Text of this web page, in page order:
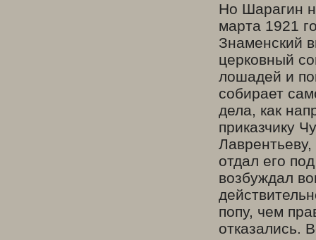
Но Шарагин
марта 1921
Знаменский
церковный
лошадей и
собирает
дела, как
приказчику
отдал его
возбуждал
попу, чем
отказались.